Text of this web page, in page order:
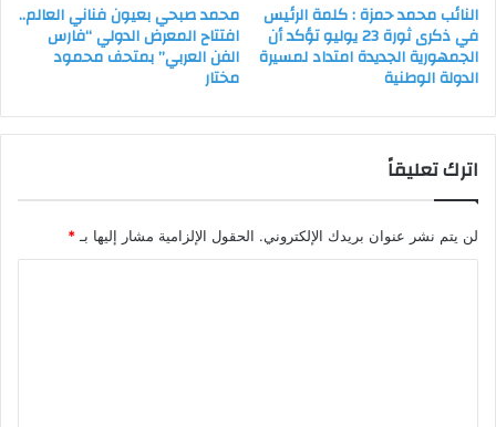
النائب محمد حمزة : كلمة الرئيس
في ذكرى ثورة 23 يوليو تؤكد أن
الجمهورية الجديدة امتداد لمسيرة
الدولة الوطنية
محمد صبحي بعيون فناني العالم..
افتتاح المعرض الدولي “فارس
الفن العربي” بمتحف محمود
مختار
اترك تعليقاً
لن يتم نشر عنوان بريدك الإلكتروني. الحقول الإلزامية مشار إليها بـ *